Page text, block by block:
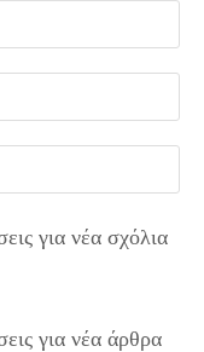
για νέα σχόλια
για νέα άρθρα